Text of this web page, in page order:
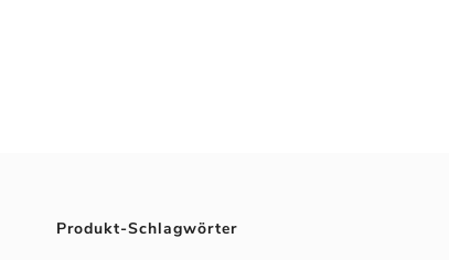
Produkt-Schlagwörter